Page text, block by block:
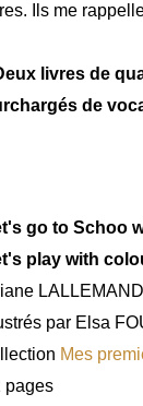
Ils me
livres de
de
go to Schoo
play with
par Elsa
Mes
pages